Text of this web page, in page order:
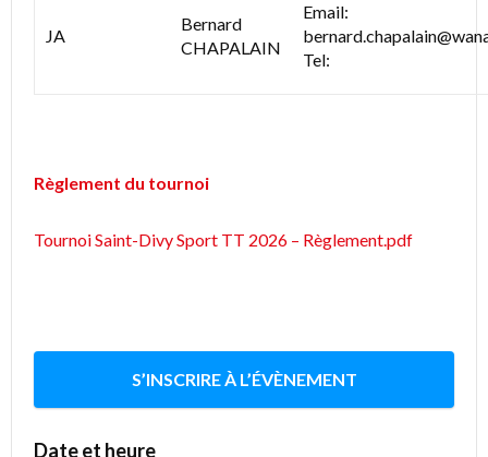
JA
Bernard
CHAPALAIN
Email:
Tel:
Règlement du tournoi
Tournoi Saint-Divy Sport TT 2026 – Règlement.pdf
S’INSCRIRE À L’ÉVÈNEMENT
Date et heure